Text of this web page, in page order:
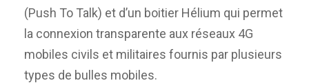
(Push To Talk) et d’un boitier Hélium qui permet
la connexion transparente aux réseaux 4G
mobiles civils et militaires fournis par plusieurs
types de bulles mobiles.